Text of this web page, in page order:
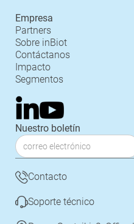
Empresa
Partners
Sobre inBiot
Contáctanos
Impacto
Segmentos
Nuestro boletín
Contacto
Soporte técnico